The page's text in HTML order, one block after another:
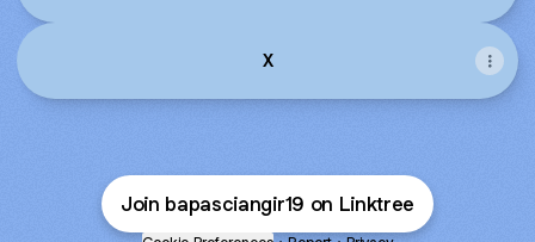
X
Join bapasciangir19 on Linktree